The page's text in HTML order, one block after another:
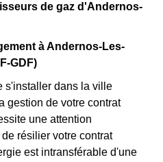
de gaz d'Andernos-
à Andernos-Les-
GDF)
s'installer dans la ville
gestion de votre contrat
une attention
résilier votre contrat
est intransférable d'une